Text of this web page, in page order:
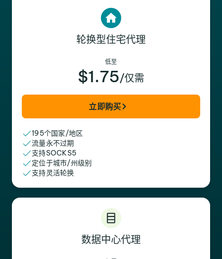
轮换型住宅代理
低至
$1.75/仅需
立即购买
195个国家/地区
流量永不过期
支持SOCKS5
定位于城市/州级别
支持灵活轮换
数据中心代理